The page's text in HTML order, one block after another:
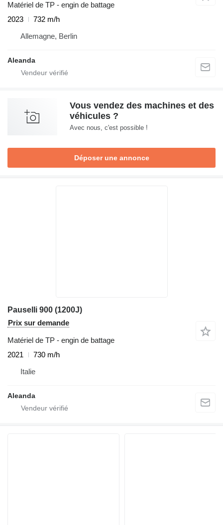
Matériel de TP - engin de battage
2023
732 m/h
Allemagne, Berlin
Aleanda
Vous vendez des machines et des
véhicules ?
Avec nous, c'est possible !
Déposer une annonce
Pauselli 900 (1200J)
Prix sur demande
Matériel de TP - engin de battage
2021
730 m/h
Italie
Aleanda